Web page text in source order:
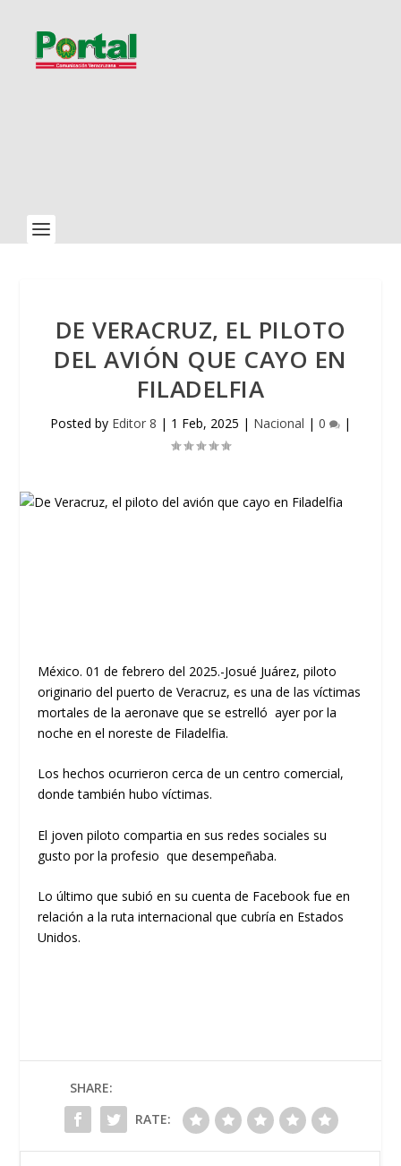
DE VERACRUZ, EL PILOTO
DEL AVIÓN QUE CAYO EN
FILADELFIA
Posted by Editor 8 | 1 Feb, 2025 | Nacional | 0 |
México. 01 de febrero del 2025.-Josué Juárez, piloto
originario del puerto de Veracruz, es una de las víctimas
mortales de la aeronave que se estrelló ayer por la
noche en el noreste de Filadelfia.
Los hechos ocurrieron cerca de un centro comercial,
donde también hubo víctimas.
El joven piloto compartia en sus redes sociales su
gusto por la profesio que desempeñaba.
Lo último que subió en su cuenta de Facebook fue en
relación a la ruta internacional que cubría en Estados
Unidos.
SHARE:
RATE: